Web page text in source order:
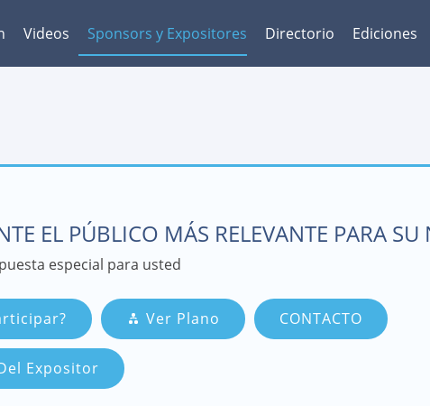
Videos Sponsors y Expositores Directorio Ediciones
EL PÚBLICO MÁS RELEVANTE PARA SU
especial para usted
Ver Plano CONTACTO
Expositor